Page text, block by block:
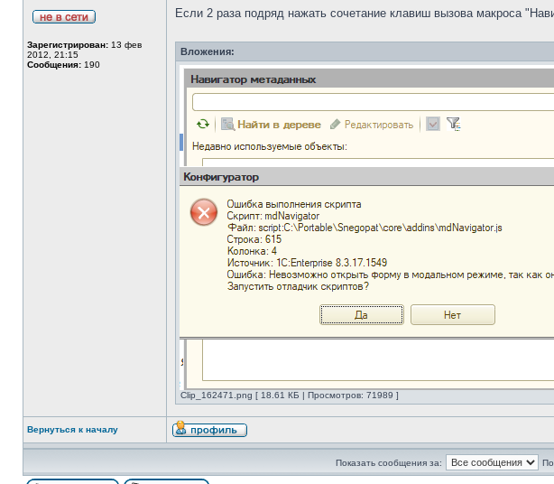
Зарегистрирован: 13 фев
2012, 21:15
Сообщения: 190
Если 2 раза подряд нажать сочетание клавиш вызова макроса
Вложения:
Clip_162471.png [ 18.61 КБ | Просмотров: 71989 ]
Вернуться к началу
Показать сообщения за: